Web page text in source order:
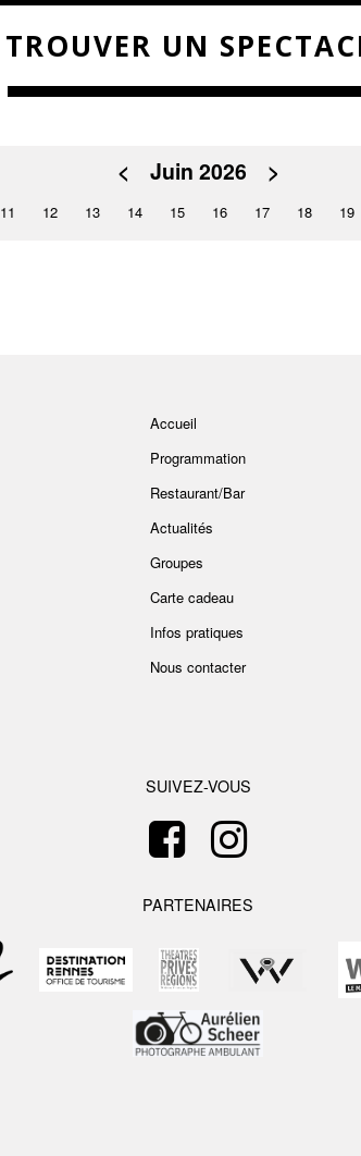
TROUVER UN
< Juin 2026 >
11 12 13 14 15 16 17 18 19
Accueil
Programmation
Restaurant/Bar
Actualités
Groupes
Carte cadeau
Infos pratiques
Nous contacter
SUIVEZ-VOUS
PARTENAIRES